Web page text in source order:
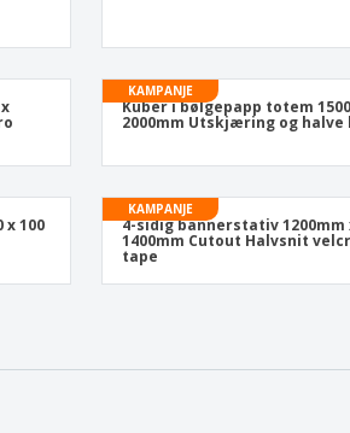
KAMPANJE
Kuber i bølgepapp totem
2000mm Utskjæring og
x 100
KAMPANJE
4-sidig bannerstativ 1200mm
1400mm Cutout Halvsnit
tape